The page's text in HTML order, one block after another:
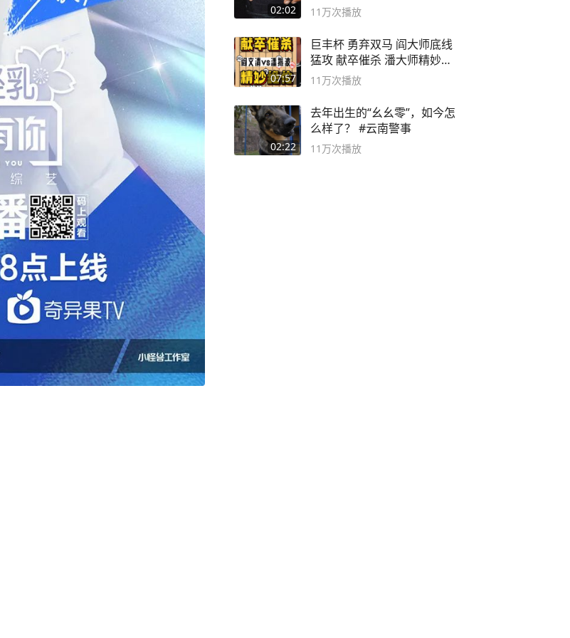
02:02 球流氓
11万次播放
07:57
巨丰杯 勇弃双马 阎大师底线
猛攻 献卒催杀 潘大师精妙入
局
11万次播放
02:22
去年出生的“幺幺零”，如今怎
么样了？ #云南警事
11万次播放